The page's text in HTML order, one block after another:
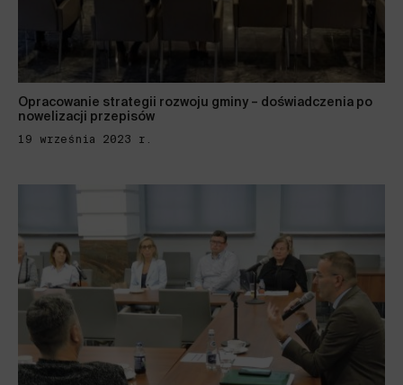
Opracowanie strategii rozwoju gminy – doświadczenia po
nowelizacji przepisów
19 września 2023 r.